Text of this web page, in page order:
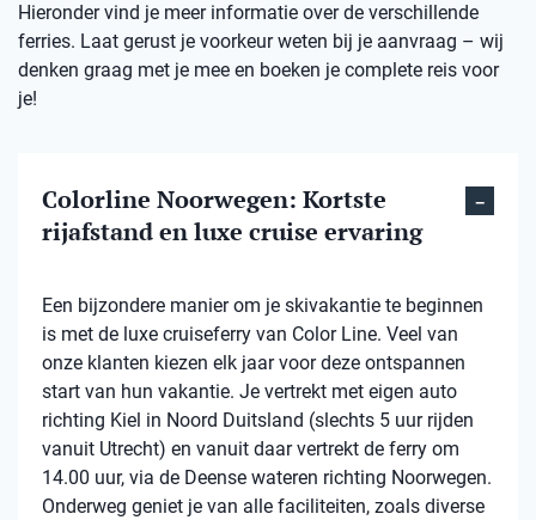
Hieronder vind je meer informatie over de verschillende
ferries. Laat gerust je voorkeur weten bij je aanvraag – wij
denken graag met je mee en boeken je complete reis voor
je!
Colorline Noorwegen: Kortste
rijafstand en luxe cruise ervaring
Een bijzondere manier om je skivakantie te beginnen
is met de luxe cruiseferry van Color Line. Veel van
onze klanten kiezen elk jaar voor deze ontspannen
start van hun vakantie. Je vertrekt met eigen auto
richting Kiel in Noord Duitsland (slechts 5 uur rijden
vanuit Utrecht) en vanuit daar vertrekt de ferry om
14.00 uur, via de Deense wateren richting Noorwegen.
Onderweg geniet je van alle faciliteiten, zoals diverse